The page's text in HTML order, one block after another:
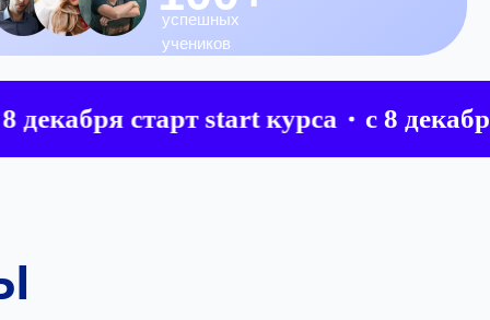
старт start курса с 8 декабря